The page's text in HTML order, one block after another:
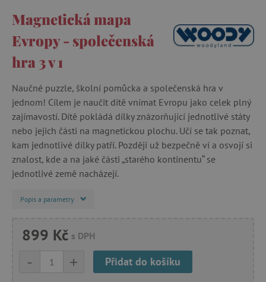
Magnetická mapa
Evropy - společenská
hra 3 v 1
Naučné puzzle, školní pomůcka a společenská hra v
jednom! Cílem je naučit dítě vnímat Evropu jako celek plný
zajímavostí. Dítě pokládá dílky znázorňující jednotlivé státy
nebo jejich části na magnetickou plochu. Učí se tak poznat,
kam jednotlivé dílky patří. Později už bezpečně ví a osvojí si
znalost, kde a na jaké části „starého kontinentu“ se
jednotlivé země nacházejí.
Popis a parametry
899 Kč s DPH
+
- Přidat do košíku